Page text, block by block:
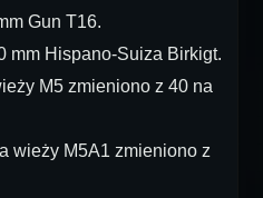
Gun T16.
mm Hispano-Suiza Birkigt.
M5 zmieniono z 40 na
wieży M5A1 zmieniono z